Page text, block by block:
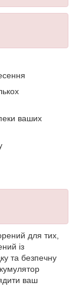
ваших
для тих,
із
та безпечну
ваш